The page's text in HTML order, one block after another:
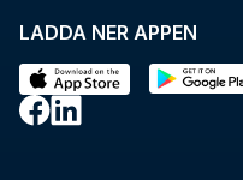
LADDA NER APPEN